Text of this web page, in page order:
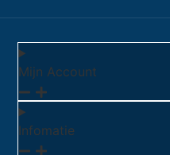
Mijn Account
Infomatie